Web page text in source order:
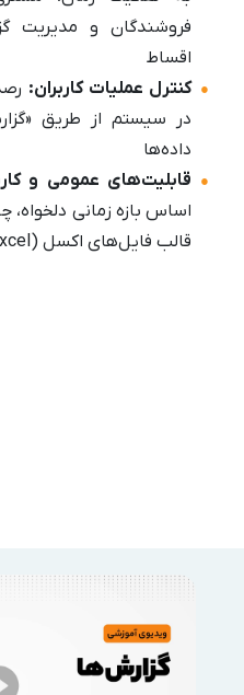
اقساط
کنترل عملیات کاربران:
در سیستم از طریق
داده‌ها
قابلیت‌های عمومی و
اساس بازه زمانی
قالب فایل‌های اکسل (Excel) و PDF